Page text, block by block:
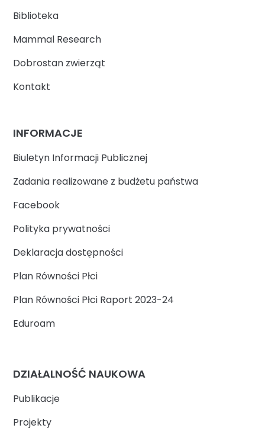
Biblioteka
Mammal Research
Dobrostan zwierząt
Kontakt
INFORMACJE
Biuletyn Informacji Publicznej
Zadania realizowane z budżetu państwa
Facebook
Polityka prywatności
Deklaracja dostępności
Plan Równości Płci
Plan Równości Płci Raport 2023-24
Eduroam
DZIAŁALNOŚĆ NAUKOWA
Publikacje
Projekty